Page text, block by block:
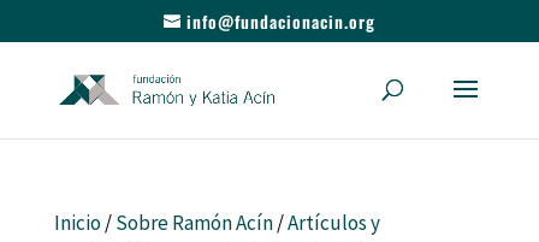
info@fundacionacin.org
Inicio/Sobre Ramón Acín/Artículos y